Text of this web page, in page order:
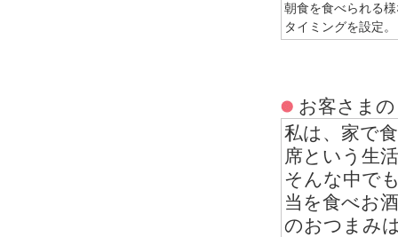
朝食を食べられる
タイミングを設定。
お客さま
私は、家で
席という生
そんな中で
当を食べお
のおつまみ